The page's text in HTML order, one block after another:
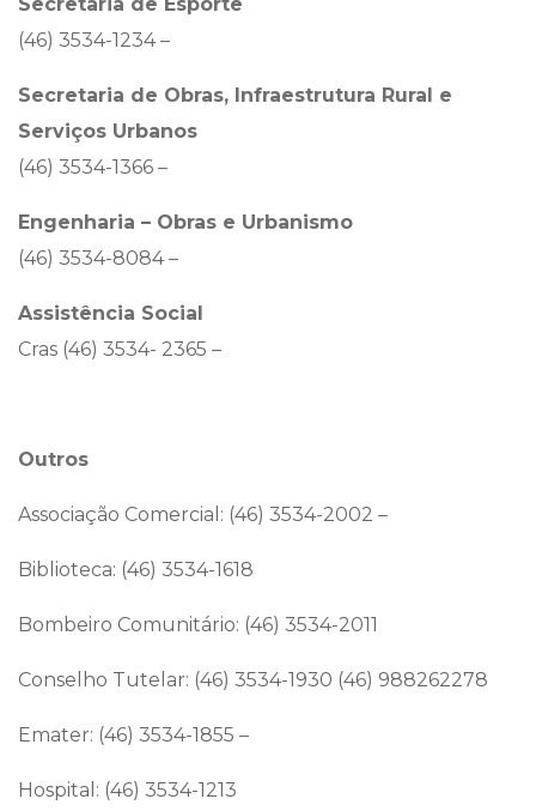
(46) 3534-1234 –
Secretaria de Obras, Infraestrutura Rural e
Serviços Urbanos
(46) 3534-1366 –
Engenharia – Obras e Urbanismo
(46) 3534-8084 –
Assistência Social
Cras (46) 3534- 2365 –
Outros
Associação Comercial: (46) 3534-2002 –
Biblioteca: (46) 3534-1618
Bombeiro Comunitário: (46) 3534-2011
Conselho Tutelar: (46) 3534-1930 (46) 988262278
Emater: (46) 3534-1855 –
Hospital: (46) 3534-1213